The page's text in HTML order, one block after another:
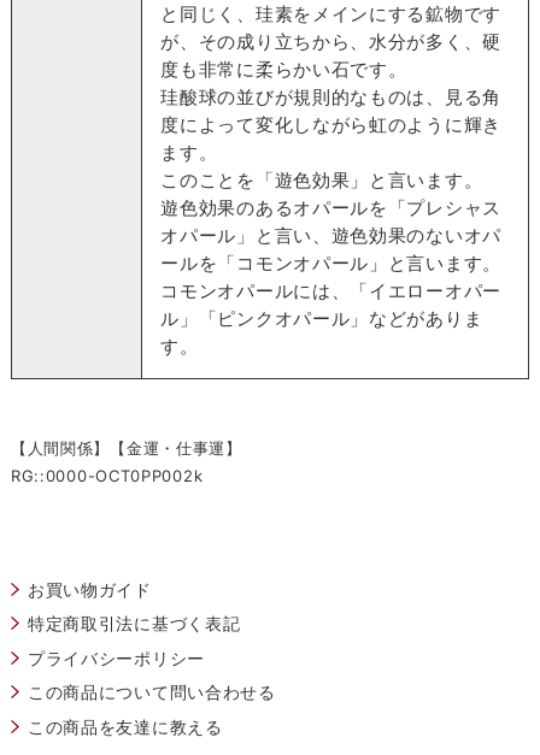
と同じく、珪素をメインにする鉱物です
が、その成り立ちから、水分が多く、硬
度も非常に柔らかい石です。
珪酸球の並びが規則的なものは、見る角
度によって変化しながら虹のように輝き
ます。
このことを「遊色効果」と言います。
遊色効果のあるオパールを「プレシャス
オパール」と言い、遊色効果のないオパ
ールを「コモンオパール」と言います。
コモンオパールには、「イエローオパー
ル」「ピンクオパール」などがありま
す。
【人間関係】【金運・仕事運】
RG::0000-OCT0PP002k
お買い物ガイド
特定商取引法に基づく表記
プライバシーポリシー
この商品について問い合わせる
この商品を友達に教える